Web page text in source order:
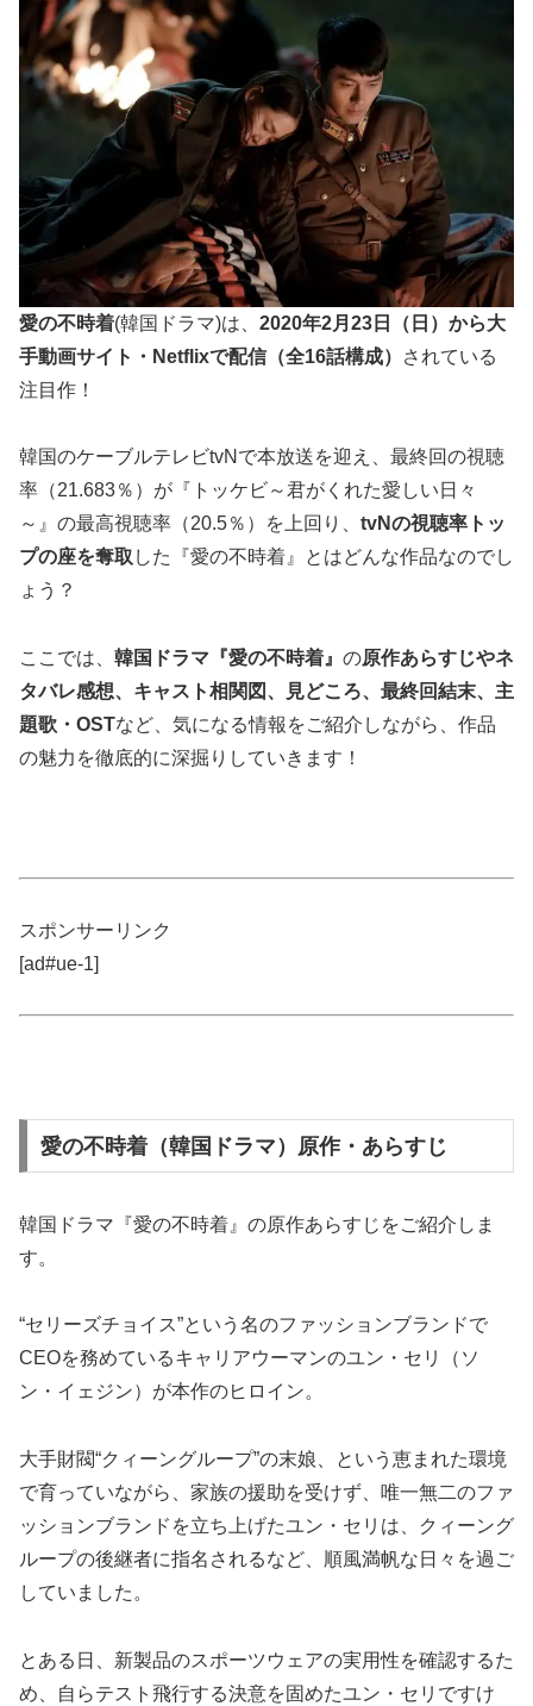
愛の不時着(韓国ドラマ)は、 2020年2月23日（日）から大
手動画サイト・Netflixで配信（全16話構成）
されている
注目作！
韓国のケーブルテレビtvNで本放送を迎え、最終回の視聴
率（21.683％）が『トッケビ～君がくれた愛しい日々
～』の最高視聴率（20.5％）を上回り、 tvNの視聴率トッ
プの座を奪取 した『愛の不時着』とはどんな作品なのでし
ょう？
ここでは、 韓国ドラマ『愛の不時着』 の原作あらすじやネ
タバレ感想、キャスト相関図、見どころ、最終回結末、主
題歌・OSTなど、気になる情報をご紹介しながら、作品
の魅力を徹底的に深掘りしていきます！
スポンサーリンク
[ad#ue-1]
愛の不時着（韓国ドラマ）原作・あらすじ
韓国ドラマ『愛の不時着』の原作あらすじをご紹介しま
す。
“セリーズチョイス”という名のファッションブランドで
CEOを務めているキャリアウーマンのユン・セリ（ソ
ン・イェジン）が本作のヒロイン。
大手財閥“クィーングループ”の末娘、という恵まれた環境
で育っていながら、家族の援助を受けず、唯一無二のファ
ッションブランドを立ち上げたユン・セリは、クィーング
ループの後継者に指名されるなど、順風満帆な日々を過ご
していました。
とある日、新製品のスポーツウェアの実用性を確認するた
め、自らテスト飛行する決意を固めたユン・セリですけ